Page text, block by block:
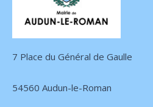
7 Place du Général de Gaulle
54560 Audun-le-Roman